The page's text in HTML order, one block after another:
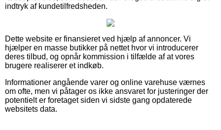
indtryk af kundetilfredsheden.
Dette website er finansieret ved hjælp af annoncer. Vi
hjælper en masse butikker på nettet hvor vi introducerer
deres tilbud, og opnår kommission i tilfælde af at vores
brugere realiserer et indkøb.
Informationer angående varer og online varehuse værnes
om ofte, men vi påtager os ikke ansvaret for justeringer der
potentielt er foretaget siden vi sidste gang opdaterede
websitets data.